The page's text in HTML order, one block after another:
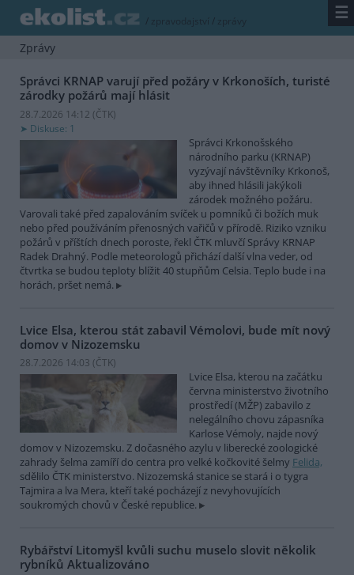
/ zpravodajství / zprávy ☰
Zprávy
Správci KRNAP varují před požáry v Krkonoších, turisté
zárodky požárů mají hlásit
28.7.2026 14:12 (ČTK)
Diskuse: 1
Správci Krkonošského
národního parku (KRNAP)
vyzývají návštěvníky Krkonoš,
aby ihned hlásili jakýkoli
zárodek možného požáru.
Varovali také před zapalováním svíček u pomníků či božích muk
nebo před používáním přenosných vařičů v přírodě. Riziko vzniku
požárů v příštích dnech poroste, řekl ČTK mluvčí Správy KRNAP
Radek Drahný. Podle meteorologů přichází další vlna veder, od
čtvrtka se budou teploty blížit 40 stupňům Celsia. Teplo bude i na
horách, pršet nemá.
Lvice Elsa, kterou stát zabavil Vémolovi, bude mít nový
domov v Nizozemsku
28.7.2026 14:03 (ČTK)
Lvice Elsa, kterou na začátku
června ministerstvo životního
prostředí (MŽP) zabavilo z
nelegálního chovu zápasníka
Karlose Vémoly, najde nový
domov v Nizozemsku. Z dočasného azylu v liberecké zoologické
zahrady šelma zamíří do centra pro velké kočkovité šelmy Felida,
sdělilo ČTK ministerstvo. Nizozemská stanice se stará i o tygra
Tajmira a lva Mera, kteří také pocházejí z nevyhovujících
soukromých chovů v České republice.
Rybářství Litomyšl kvůli suchu muselo slovit několik
rybníků Aktualizováno